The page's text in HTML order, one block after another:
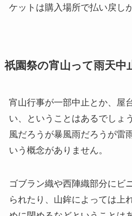
ケットは購入場所で払い戻し
祇園祭の宵山って雨天中
宵山行事が一部中止とか、屋
い、ということはあるでしょ
風だろうが暴風雨だろうが雷
いう概念がありません。
ゴブラン織や西陣織部分にビ
られたり、山鉾によっては上